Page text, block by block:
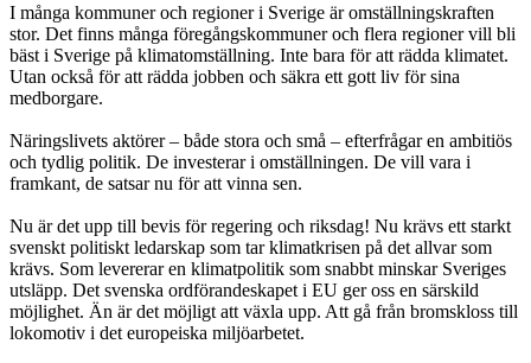
I många kommuner och regioner i Sverige är omställningskraften
stor. Det finns många föregångskommuner och flera regioner vill bli
bäst i Sverige på klimatomställning. Inte bara för att rädda klimatet.
Utan också för att rädda jobben och säkra ett gott liv för sina
medborgare.
Näringslivets aktörer – både stora och små – efterfrågar en ambitiös
och tydlig politik. De investerar i omställningen. De vill vara i
framkant, de satsar nu för att vinna sen.
Nu är det upp till bevis för regering och riksdag! Nu krävs ett starkt
svenskt politiskt ledarskap som tar klimatkrisen på det allvar som
krävs. Som levererar en klimatpolitik som snabbt minskar Sveriges
utsläpp. Det svenska ordförandeskapet i EU ger oss en särskild
möjlighet. Än är det möjligt att växla upp. Att gå från bromskloss till
lokomotiv i det europeiska miljöarbetet.